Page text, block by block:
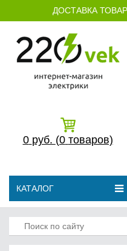
ДОСТАВКА
0 руб. (0 товаров)
КАТАЛОГ